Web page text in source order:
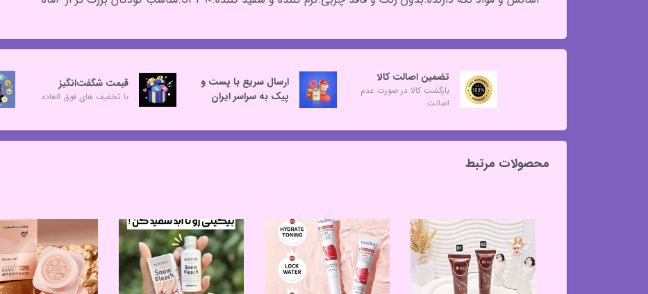
تضمین اصالت کالا
بازگشت کالا در صورت عدم
اصالت
ارسال سریع با پست و
پیک به سراسر ایران
قیمت شگفت‌انگیز
با تخفیف های فوق العاده
محصولات مرتبط